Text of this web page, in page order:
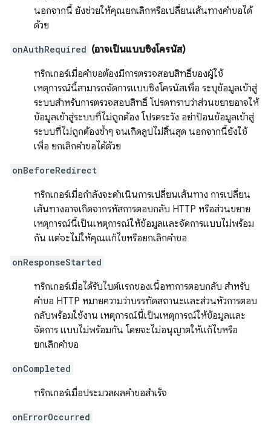
นอกจากนี้ ยังช่วยให้คุณยกเลิกหรือเปลี่ยนเส้นทางคำขอได้
ด้วย
onAuthRequired (อาจเป็นแบบซิงโครนัส)
ทริกเกอร์เมื่อคำขอต้องมีการตรวจสอบสิทธิ์ของผู้ใช้
เหตุการณ์นี้สามารถจัดการแบบซิงโครนัสเพื่อ ระบุข้อมูลเข้าสู่
ระบบสำหรับการตรวจสอบสิทธิ์ โปรดทราบว่าส่วนขยายอาจให้
ข้อมูลเข้าสู่ระบบที่ไม่ถูกต้อง โปรดระวัง อย่าป้อนข้อมูลเข้าสู่
ระบบที่ไม่ถูกต้องซ้ำๆ จนเกิดลูปไม่สิ้นสุด นอกจากนี้ยังใช้
เพื่อ ยกเลิกคำขอได้ด้วย
onBeforeRedirect
ทริกเกอร์เมื่อกำลังจะดำเนินการเปลี่ยนเส้นทาง การเปลี่ยน
เส้นทางอาจเกิดจากรหัสการตอบกลับ HTTP หรือส่วนขยาย
เหตุการณ์นี้เป็นเหตุการณ์ให้ข้อมูลและจัดการแบบไม่พร้อม
กัน แต่จะไม่ให้คุณแก้ไขหรือยกเลิกคำขอ
onResponseStarted
ทริกเกอร์เมื่อได้รับไบต์แรกของเนื้อหาการตอบกลับ สำหรับ
คำขอ HTTP หมายความว่าบรรทัดสถานะและส่วนหัวการตอบ
กลับพร้อมใช้งาน เหตุการณ์นี้เป็นเหตุการณ์ให้ข้อมูลและ
จัดการ แบบไม่พร้อมกัน โดยจะไม่อนุญาตให้แก้ไขหรือ
ยกเลิกคำขอ
onCompleted
ทริกเกอร์เมื่อประมวลผลคำขอสำเร็จ
onErrorOccurred